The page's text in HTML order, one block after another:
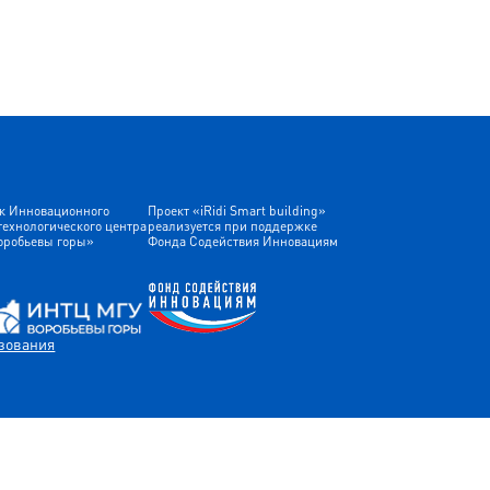
Инновационного
центра
горы»
Проект «iRidi Smart building»
реализуется при поддержке
Фонда Содействия Инновациям